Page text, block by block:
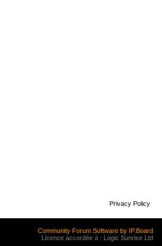
Privacy Policy
Community Forum Software by IP.Board
Licence accordée à : Logic Sunrise Ltd